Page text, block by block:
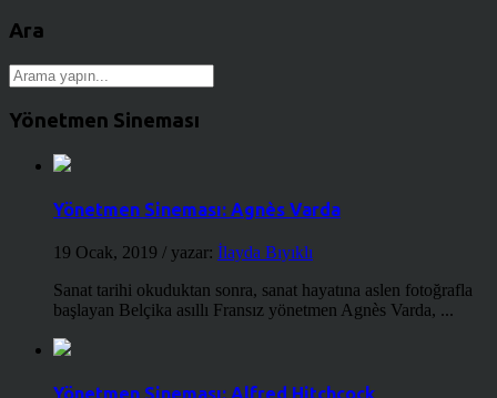
Ara
Yönetmen Sineması
Yönetmen Sineması: Agnès Varda
19 Ocak, 2019 / yazar: İlayda Bıyıklı
Sanat tarihi okuduktan sonra, sanat hayatına aslen fotoğrafla
başlayan Belçika asıllı Fransız yönetmen Agnès Varda, ...
Yönetmen Sineması: Alfred Hitchcock